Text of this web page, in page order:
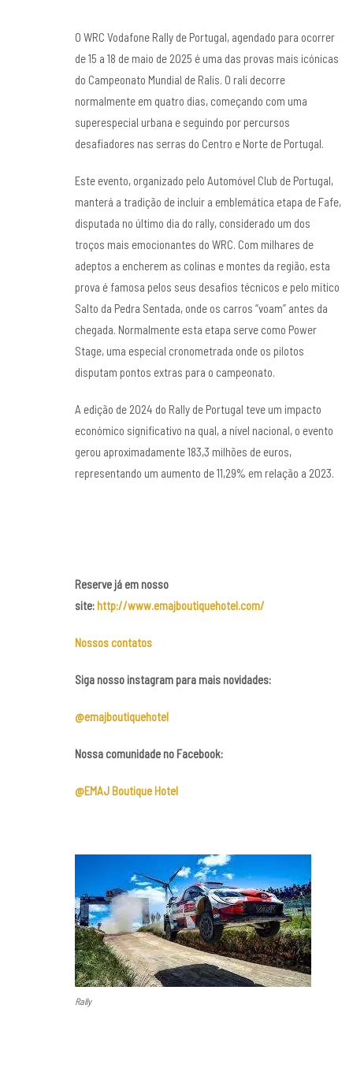
O WRC Vodafone Rally de Portugal, agendado para ocorrer
de 15 a 18 de maio de 2025 é uma das provas mais icónicas
do Campeonato Mundial de Ralis. O rali decorre
normalmente em quatro dias, começando com uma
superespecial urbana e seguindo por percursos
desafiadores nas serras do Centro e Norte de Portugal.
Este evento, organizado pelo Automóvel Club de Portugal,
manterá a tradição de incluir a emblemática etapa de Fafe,
disputada no último dia do rally, considerado um dos
troços mais emocionantes do WRC. Com milhares de
adeptos a encherem as colinas e montes da região, esta
prova é famosa pelos seus desafios técnicos e pelo mítico
Salto da Pedra Sentada, onde os carros “voam” antes da
chegada. Normalmente esta etapa serve como Power
Stage, uma especial cronometrada onde os pilotos
disputam pontos extras para o campeonato.
A edição de 2024 do Rally de Portugal teve um impacto
económico significativo na qual, a nível nacional, o evento
gerou aproximadamente 183,3 milhões de euros,
representando um aumento de 11,29% em relação a 2023.
Reserve já em nosso
site:http://www.emajboutiquehotel.com/
Nossos contatos
Siga nosso instagram para mais novidades:
@emajboutiquehotel
Nossa comunidade no Facebook:
@EMAJ Boutique Hotel
Rally